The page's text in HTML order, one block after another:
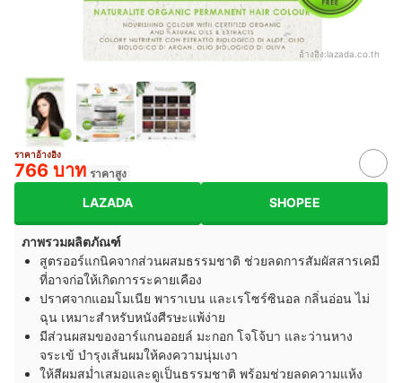
อ้างอิง:lazada.co.th
ราคาอ้างอิง
766 บาท ราคาสูง
LAZADA SHOPEE
ภาพรวมผลิตภัณฑ์
สูตรออร์แกนิคจากส่วนผสมธรรมชาติ ช่วยลดการสัมผัสสารเคมี
ที่อาจก่อให้เกิดการระคายเคือง
ปราศจากแอมโมเนีย พาราเบน และเรโซร์ซินอล กลิ่นอ่อน ไม่
ฉุน เหมาะสำหรับหนังศีรษะแพ้ง่าย
มีส่วนผสมของอาร์แกนออยล์ มะกอก โจโจ้บา และว่านหาง
จระเข้ บำรุงเส้นผมให้คงความนุ่มเงา
ให้สีผมสม่ำเสมอและดูเป็นธรรมชาติ พร้อมช่วยลดความแห้ง